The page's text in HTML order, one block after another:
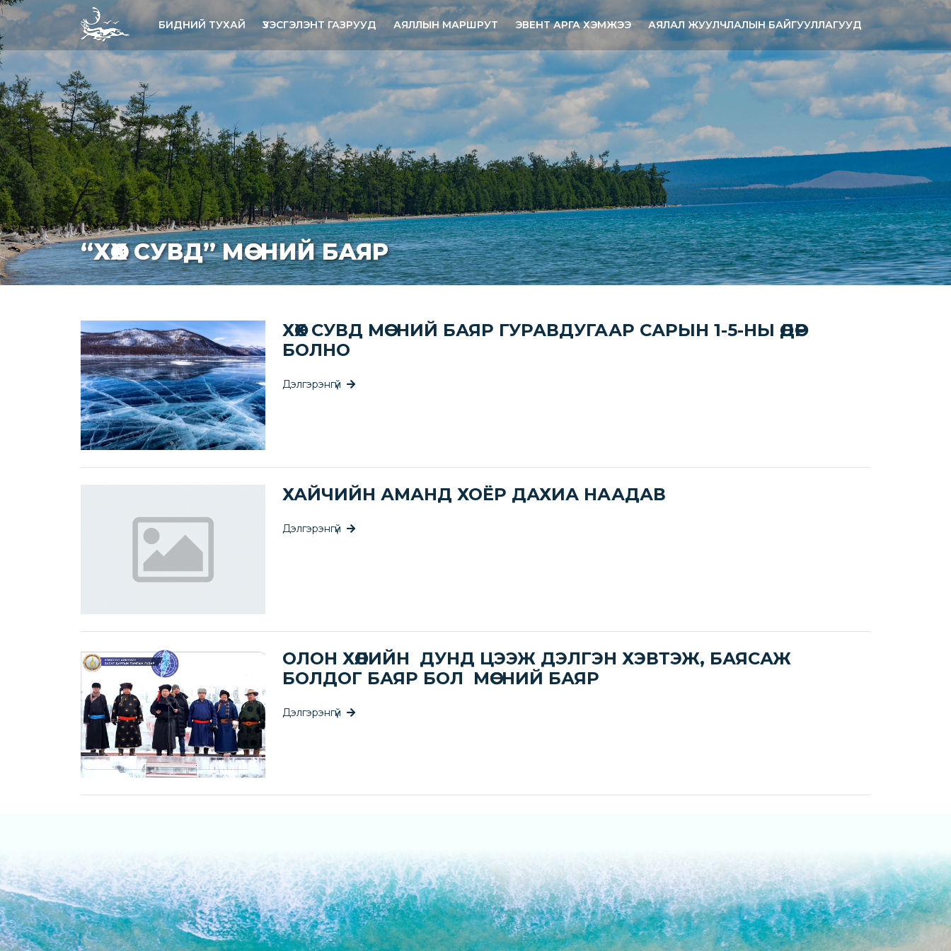
БИДНИЙ ТУХАЙ ҮЗЭСГЭЛЭНТ ГАЗРУУД АЯЛЛЫН МАРШРУТ ЭВЕНТ АРГА ХЭМЖЭЭ АЯЛАЛ ЖУУЛЧЛАЛЫН БАЙГУУЛЛАГУУД
“ХӨХ СУВД” МӨСНИЙ БАЯР
ХӨХ СУВД МӨСНИЙ БАЯР ГУРАВДУГААР САРЫН 1-5-НЫ ӨДӨР
БОЛНО
Дэлгэрэнгүй
ХАЙЧИЙН АМАНД ХОЁР ДАХИА НААДАВ
Дэлгэрэнгүй
ОЛОН ХӨЛИЙН ДУНД ЦЭЭЖ ДЭЛГЭН ХЭВТЭЖ, БАЯСАЖ
БОЛДОГ БАЯР БОЛ МӨСНИЙ БАЯР
Дэлгэрэнгүй